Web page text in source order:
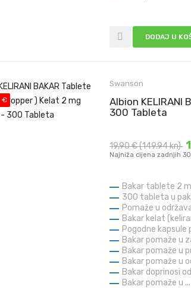
DODAJ U
€
Swanson
Albion KELIRANI
300 Tableta
19,90 €(149.94 kn)
Najniža cijena zadnjih
Bakar tablete 2
300 tableta u
Pomaže u
Bakar kelat
Pogodne
Bakar pomaže u
Bakar pomaže u
Bakar pomaže u
Bakar doprinosi
Bakar pomaže u ...